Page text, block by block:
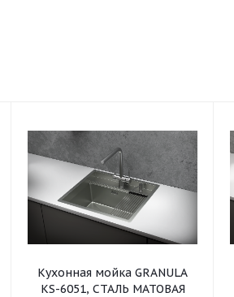
Кухонная мойка GRANULA
KS-6051, СТАЛЬ МАТОВАЯ